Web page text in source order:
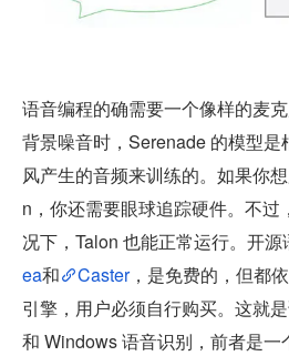
语音编程的确需要一个像样的麦
背景噪音时，Serenade 的模型
风产生的音频来训练的。如果你
n，你还需要眼球追踪硬件。不过
况下，Talon 也能正常运行。开
ea和 Caster，是免费的，但都
引擎，用户必须自行购买。这就
和 Windows 语音识别，前者是